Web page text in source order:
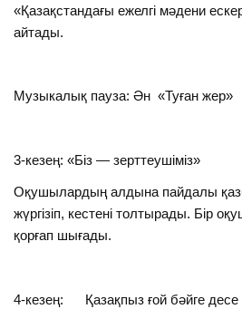
«Қазақстандағы ежелгі мәдени
айтады.
Музыкалық пауза: Ән «Туған жер»
3-кезең: «Біз — зерттеушіміз»
Оқушылардың алдына пайдалы
жүргізіп, кестені толтырады. Бір
қорғап шығады.
4-кезең: Қазақпыз ғой бәйге десе